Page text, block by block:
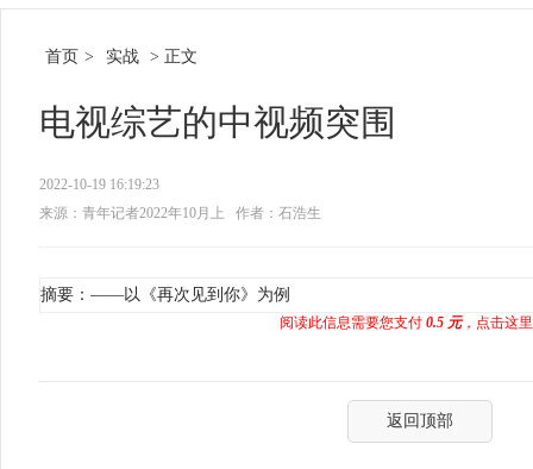
首页 > 实战 > 正文
电视综艺的中视频突围
2022-10-19 16:19:23
来源：青年记者2022年10月上
作者：石浩生
摘要：——以《再次见到你》为例
阅读此信息需要您支付 0.5 元，点击这
返回顶部